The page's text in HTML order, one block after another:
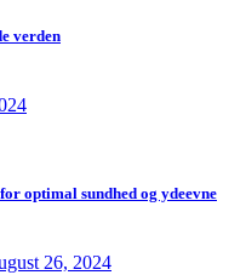
verden
optimal sundhed og ydeevne
26, 2024